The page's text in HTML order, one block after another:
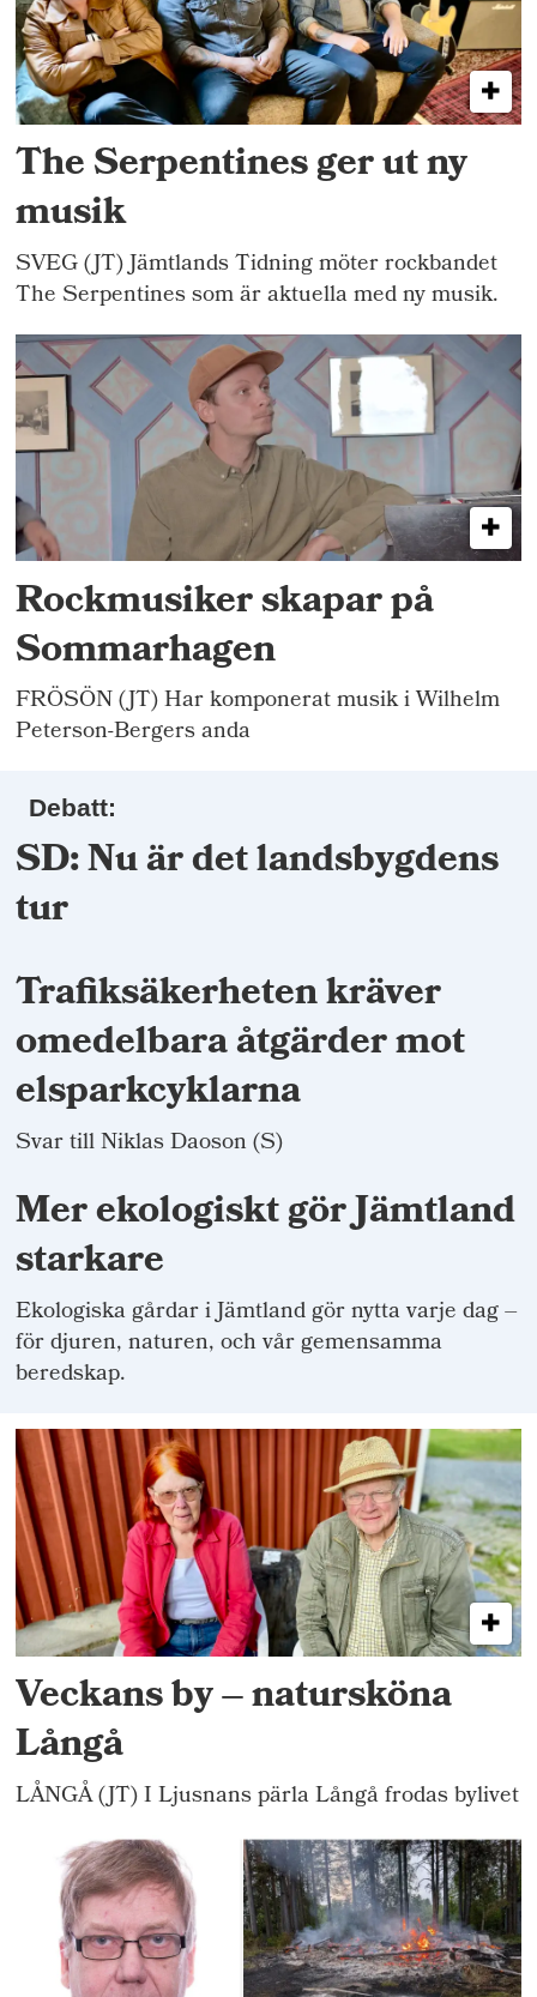
The Serpentines ger ut ny
musik
SVEG (JT) Jämtlands Tidning möter rockbandet
The Serpentines som är aktuella med ny musik.
Rockmusiker skapar på
Sommarhagen
FRÖSÖN (JT) Har komponerat musik i Wilhelm
Peterson-Bergers anda
Debatt:
SD: Nu är det landsbygdens
tur
Trafiksäkerheten kräver
omedelbara åtgärder mot
elsparkcyklarna
Svar till Niklas Daoson (S)
Mer ekologiskt gör Jämtland
starkare
Ekologiska gårdar i Jämtland gör nytta varje dag –
för djuren, naturen, och vår gemensamma
beredskap.
Veckans by – natursköna
Långå
LÅNGÅ (JT) I Ljusnans pärla Långå frodas bylivet